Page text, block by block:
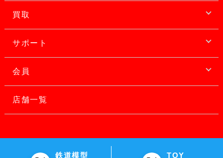
買取
サポート
会員
店舗一覧
鉄道模型 TOY